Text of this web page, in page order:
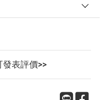
表評價>>